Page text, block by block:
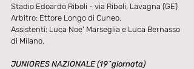
Stadio Edoardo Riboli - via Riboli, Lavagna (GE)
Arbitro: Ettore Longo di Cuneo.
Assistenti: Luca Noe' Marseglia e Luca Bernasso
di Milano.
JUNIORES NAZIONALE (19^giornata)